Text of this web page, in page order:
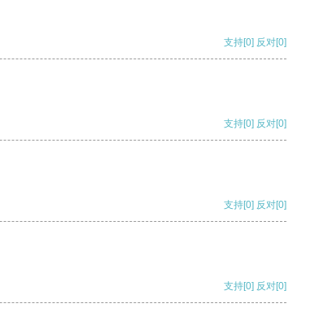
支持[0] 反对[0]
支持[0] 反对[0]
支持[0] 反对[0]
支持[0] 反对[0]